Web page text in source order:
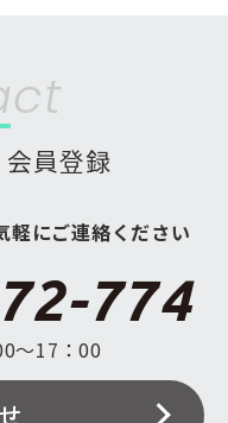
会員登録
軽にご連絡ください
774
〜17：00